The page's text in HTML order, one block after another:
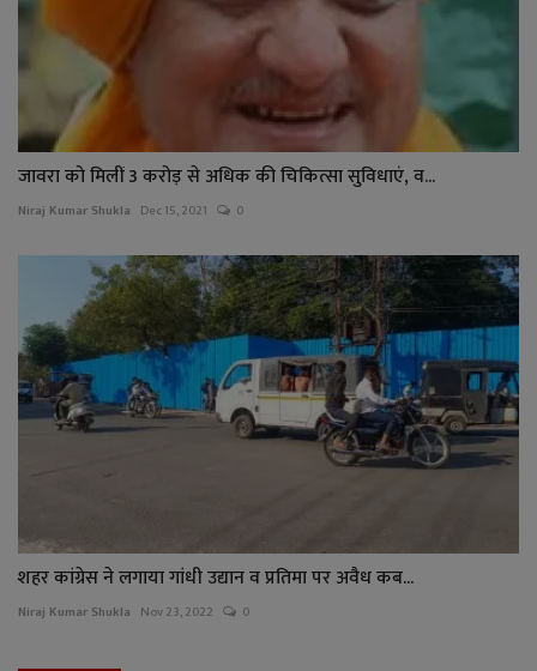
जावरा को मिलीं 3 करोड़ से अधिक की चिकित्सा सुविधाएं, व...
Niraj Kumar Shukla Dec 15, 2021 0
शहर कांग्रेस ने लगाया गांधी उद्यान व प्रतिमा पर अवैध कब...
Niraj Kumar Shukla Nov 23, 2022 0